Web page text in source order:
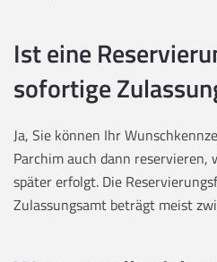
Ist eine
sofortige
Ja, Sie können Ihr
Parchim auch dann reservieren,
später erfolgt. Die
Zulassungsamt beträgt meist